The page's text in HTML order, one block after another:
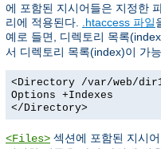
에 포함된 지시어들은 지정한
리에 적용된다.
.htaccess 파일
예로 들면, 디렉토리 목록
서 디렉토리 목록(index)이 가
<Directory /var/web/
Options +Indexes
</Directory>
<Files> 섹션에 포함된 지시